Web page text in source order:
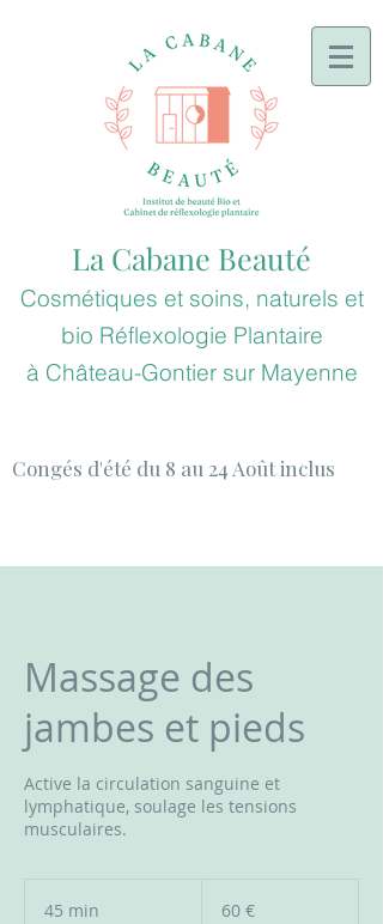
La Cabane Beauté
Cosmétiques et soins, naturels et
bio Réflexologie Plantaire
à Château-Gontier sur Mayenne
Congés d'été du 8 au 24 Août inclus
Massage des
jambes et pieds
Active la circulation sanguine et
lymphatique, soulage les tensions
musculaires.
45 min 60 €